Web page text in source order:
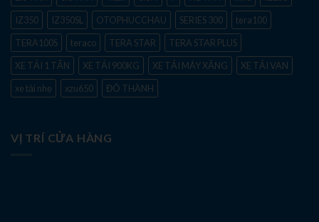
IZ350
IZ350SL OTOPHUCCHAU SERIES 300
tera100
TERA100S
teraco TERA STAR
TERA STAR PLUS
XE TẢI 1 TẤN
XE TẢI 900KG XE TẢI MÁY XĂNG
XE TẢI VAN
xe tải nhẹ
xzu650 ĐÔ THÀNH
VỊ TRÍ CỬA HÀNG